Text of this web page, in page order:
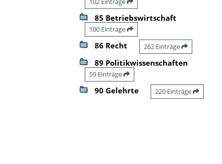
85 Betriebswirtschaft
100 Einträge
86 Recht 262 Einträge
89 Politikwissenschaften
59 Einträge
90 Gelehrte 220 Einträge